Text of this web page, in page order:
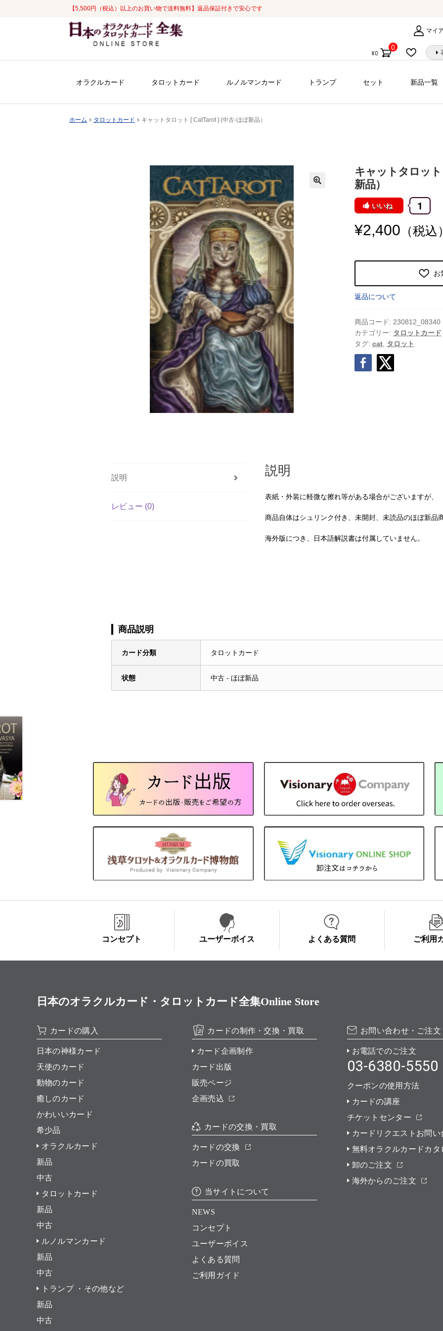
【5,500円（税込）以上のお買い物で送料無料】返品保証付きで安心です
ナ
ビ
ン
コ
ン
ス
マイ
¥0
0
個
オラクルカード タロットカード ルノルマンカード トランプ セット 新品一覧
ホーム タロットカード キャットタロット [ CatTarot ] (中古-ほぼ新品）
キャットタロット
新品）
いいね 1
¥2,400 （税込）
お
返品について
商品コード: 230812_08340
カテゴリー: タロットカード
タグ: cat, タロット
説明
レビュー (0)
説明
表紙・外装に軽微な擦れ等がある場合がございますが、
商品自体はシュリンク付き、未開封、未読品のほぼ新品
海外版につき、日本語解説書は付属していません。
商品説明
カード分類 タロットカード
状態 中古 - ほぼ新品
コンセプト ユーザーボイス よくある質問 ご利用
日本のオラクルカード・タロットカード全集Online Store
カードの購入
日本の神様カード
天使のカード
動物のカード
癒しのカード
かわいいカード
希少品
オラクルカード
新品
中古
タロットカード
新品
中古
ルノルマンカード
新品
中古
トランプ ・その他など
新品
中古
カードの制作・交換・買取
カード企画制作
カード出版
販売ページ
企画売込
カードの交換・買取
カードの交換
カードの買取
当サイトについて
NEWS
コンセプト
ユーザーボイス
よくある質問
ご利用ガイド
お問い合わせ・ご注文
お電話でのご注文
03-6380-5550
クーポンの使用方法
カードの講座
チケットセンター
カードリクエストお問い
無料オラクルカードカタ
卸のご注文
海外からのご注文